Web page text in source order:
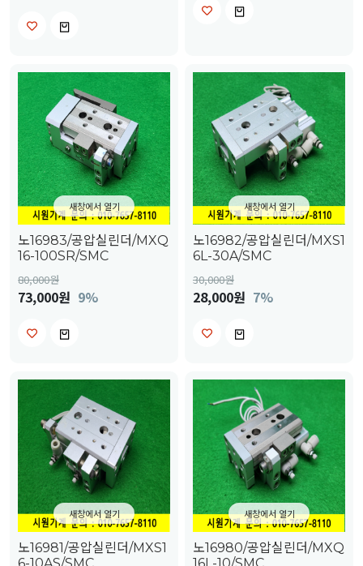
새창에서 열기
노16983/공압실린더/MXQ
16-100SR/SMC
80,000원
73,000원 9%
새창에서 열기
노16982/공압실린더/MXS1
6L-30A/SMC
30,000원
28,000원 7%
새창에서 열기
노16981/공압실린더/MXS1
새창에서 열기
노16980/공압실린더/MXQ